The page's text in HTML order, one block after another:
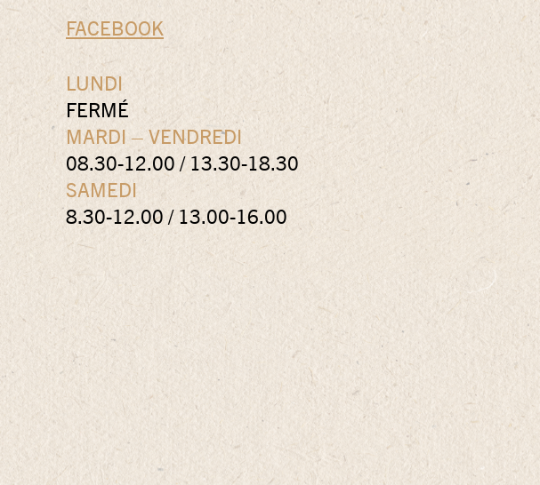
FACEBOOK
LUNDI
FERMÉ
MARDI – VENDREDI
08.30-12.00 / 13.30-18.30
SAMEDI
8.30-12.00 / 13.00-16.00